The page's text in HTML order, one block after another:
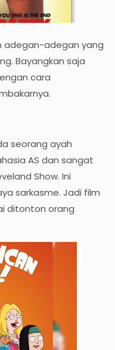
adegan-adegan yang
Bayangkan saja
cara
seorang ayah
AS dan sangat
Show. Ini
sarkasme. Jadi film
ditonton orang